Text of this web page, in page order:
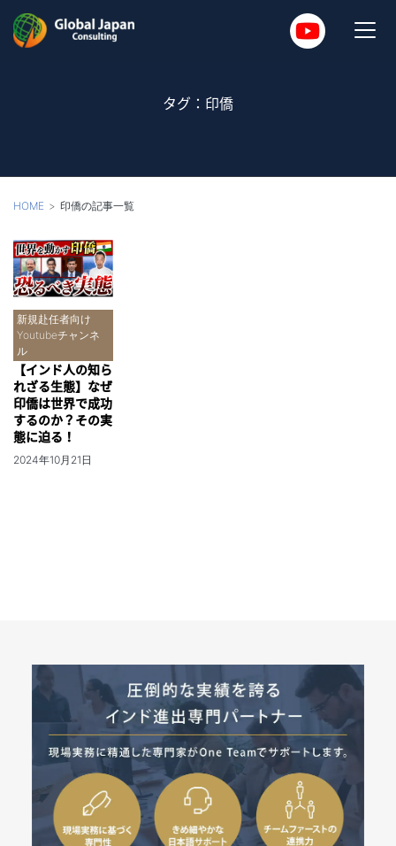
タグ：印僑
HOME 印僑の記事一覧
新規赴任者向け
Youtubeチャンネ
ル
【インド人の知ら
れざる生態】なぜ
印僑は世界で成功
するのか？その実
態に迫る！
2024年10月21日